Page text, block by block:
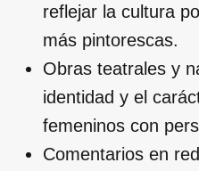
reflejar la cultura
más pintorescas.
Obras teatrales y
identidad y el
femeninos con
Comentarios en